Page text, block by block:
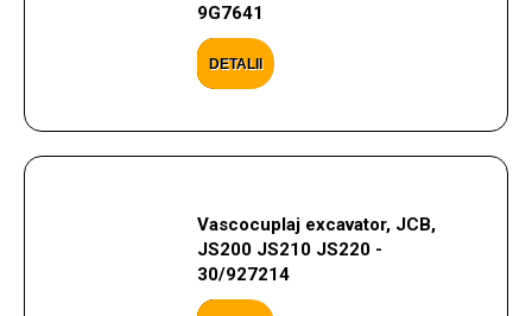
9G7641
DETALII
Vascocuplaj excavator, JCB,
JS200 JS210 JS220 -
30/927214